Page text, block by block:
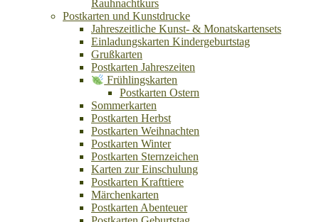
Rauhnachtkurs
Postkarten und Kunstdrucke
Jahreszeitliche Kunst- & Monatskartensets
Einladungskarten Kindergeburtstag
Grußkarten
Postkarten Jahreszeiten
Frühlingskarten
Postkarten Ostern
Sommerkarten
Postkarten Herbst
Postkarten Weihnachten
Postkarten Winter
Postkarten Sternzeichen
Karten zur Einschulung
Postkarten Krafttiere
Märchenkarten
Postkarten Abenteuer